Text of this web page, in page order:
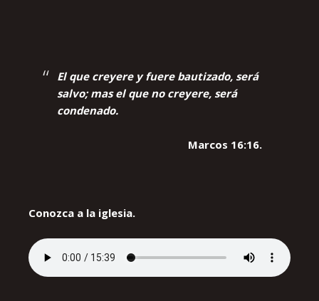
El que creyere y fuere bautizado, será
salvo; mas el que no creyere, será
condenado.
Marcos 16:16.
Conozca a la iglesia.